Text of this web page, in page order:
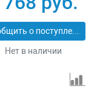
6 литров,
л/мин Сибртех
58059
Сообщить о поступлении
Нет в наличии